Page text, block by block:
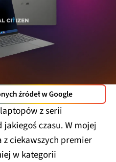
źródeł w Google
z serii
czasu. W mojej
ciekawszych premier
w kategorii